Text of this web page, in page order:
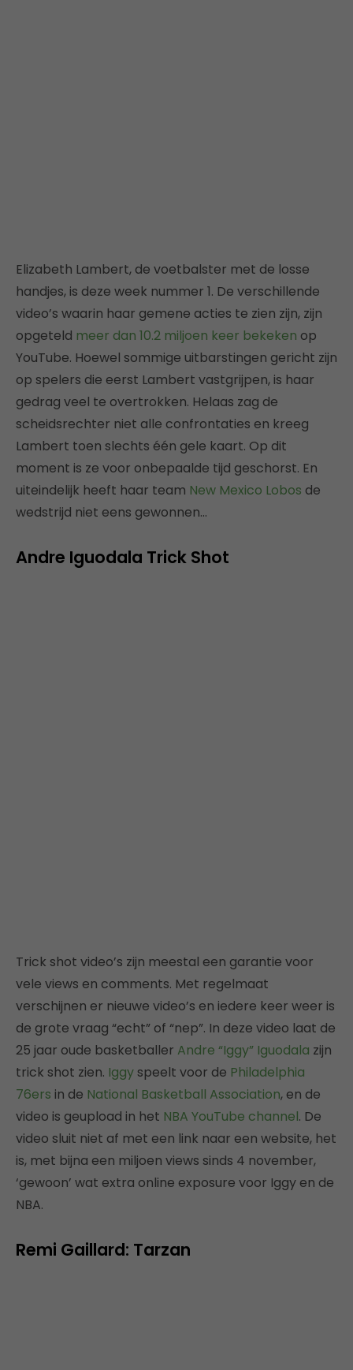
Elizabeth Lambert, de voetbalster met de losse
handjes, is deze week nummer 1. De verschillende
video’s waarin haar gemene acties te zien zijn, zijn
opgeteld meer dan 10.2 miljoen keer bekeken op
YouTube. Hoewel sommige uitbarstingen gericht zijn
op spelers die eerst Lambert vastgrijpen, is haar
gedrag veel te overtrokken. Helaas zag de
scheidsrechter niet alle confrontaties en kreeg
Lambert toen slechts één gele kaart. Op dit
moment is ze voor onbepaalde tijd geschorst. En
uiteindelijk heeft haar team New Mexico Lobos de
wedstrijd niet eens gewonnen…
Andre Iguodala Trick Shot
Trick shot video’s zijn meestal een garantie voor
vele views en comments. Met regelmaat
verschijnen er nieuwe video’s en iedere keer weer is
de grote vraag “echt” of “nep”. In deze video laat de
25 jaar oude basketballer Andre “Iggy” Iguodala zijn
trick shot zien. Iggyspeelt voor de Philadelphia
76ers in de National Basketball Association, en de
video is geupload in het NBA YouTube channel. De
video sluit niet af met een link naar een website, het
is, met bijna een miljoen views sinds 4 november,
‘gewoon’ wat extra online exposure voor Iggy en de
NBA.
Remi Gaillard: Tarzan